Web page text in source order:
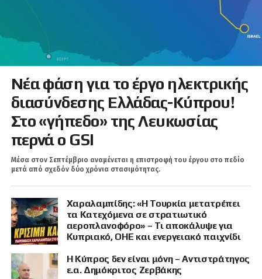
Νέα φάση για το έργο ηλεκτρικής
διασύνδεσης Ελλάδας-Κύπρου!
Στο «γήπεδο» της Λευκωσίας
περνά ο GSI
Μέσα στον Σεπτέμβριο αναμένεται η επιστροφή του έργου στο πεδίο
μετά από σχεδόν δύο χρόνια στασιμότητας.
Χαραλαμπίδης: «Η Τουρκία μετατρέπει
τα Κατεχόμενα σε στρατιωτικό
αεροπλανοφόρο» – Τι αποκάλυψε για
Κυπριακό, ΟΗΕ και ενεργειακό παιχνίδι
Η Κύπρος δεν είναι μόνη – Αντιστράτηγος
ε.α. Δημόκριτος Ζερβάκης